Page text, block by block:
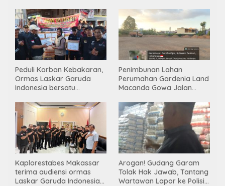
Peduli Korban Kebakaran,
Ormas Laskar Garuda
Indonesia bersatu
Penimbunan Lahan
Perumahan Gardenia Land
Macanda Gowa Jalan
Gunakan Material
Tambang Ilegal
Kaplorestabes Makassar
terima audiensi ormas
Laskar Garuda Indonesia
Arogan! Gudang Garam
Tolak Hak Jawab, Tantang
Wartawan Lapor ke Polisi